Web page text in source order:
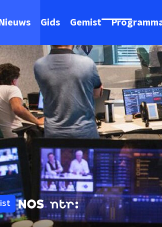
Nieuws Gids Gemist